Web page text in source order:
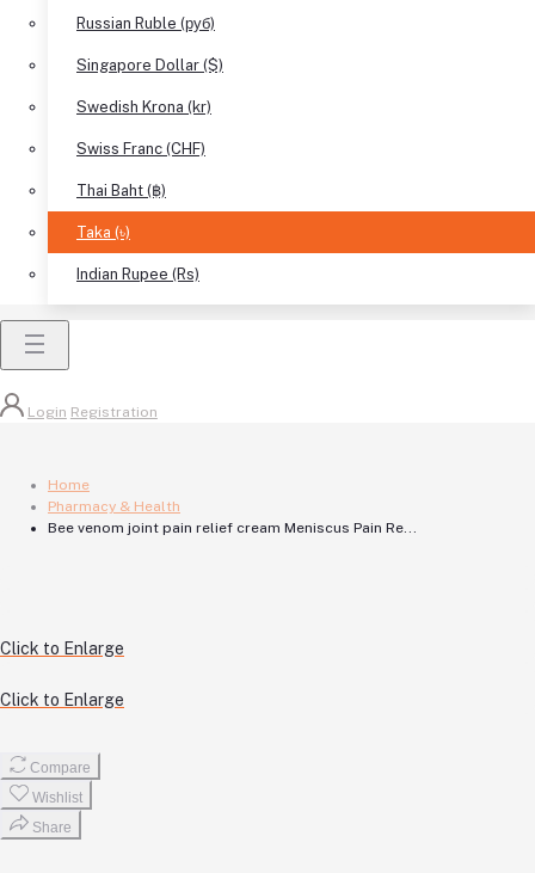
Russian Ruble (руб)
Singapore Dollar ($)
Swedish Krona (kr)
Swiss Franc (CHF)
Thai Baht (฿)
Taka (৳)
Indian Rupee (Rs)
Login Registration
Home
Pharmacy & Health
Bee venom joint pain relief cream Meniscus Pain Re...
Click to Enlarge
Click to Enlarge
Compare
Wishlist
Share